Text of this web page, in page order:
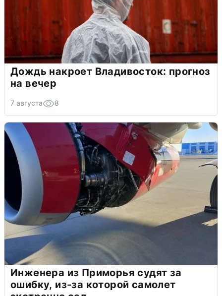
Дождь накроет Владивосток: прогноз
на вечер
7 августа 8
Инженера из Приморья судят за
ошибку, из-за которой самолет